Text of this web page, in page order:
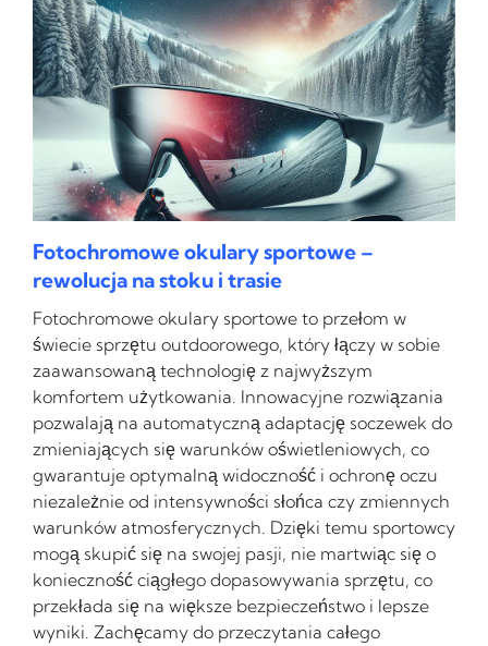
Fotochromowe okulary sportowe –
rewolucja na stoku i trasie
Fotochromowe okulary sportowe to przełom w
świecie sprzętu outdoorowego, który łączy w sobie
zaawansowaną technologię z najwyższym
komfortem użytkowania. Innowacyjne rozwiązania
pozwalają na automatyczną adaptację soczewek do
zmieniających się warunków oświetleniowych, co
gwarantuje optymalną widoczność i ochronę oczu
niezależnie od intensywności słońca czy zmiennych
warunków atmosferycznych. Dzięki temu sportowcy
mogą skupić się na swojej pasji, nie martwiąc się o
konieczność ciągłego dopasowywania sprzętu, co
przekłada się na większe bezpieczeństwo i lepsze
wyniki. Zachęcamy do przeczytania całego